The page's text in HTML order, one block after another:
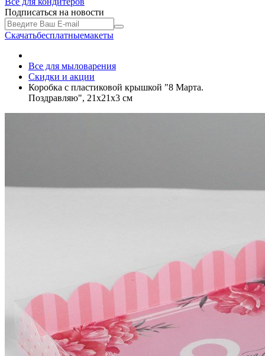
Подписаться на новости
Скачатьбесплатныемакеты
Все для мыловарения
Скидки и акции
Коробка с пластиковой крышкой "8 Марта.
Поздравляю", 21х21х3 см